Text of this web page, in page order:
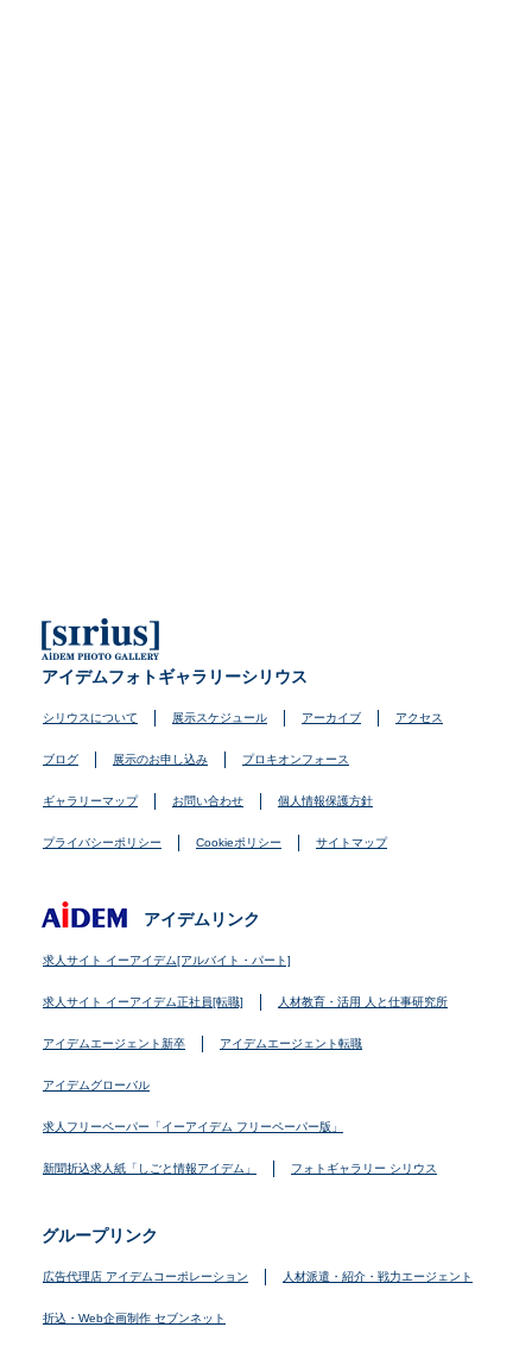
アイデムフォトギャラリーシリウス
シリウスについて 展示スケジュール アーカイブ アクセス
ブログ 展示のお申し込み プロキオンフォース
ギャラリーマップ お問い合わせ 個人情報保護方針
プライバシーポリシー Cookieポリシー サイトマップ
アイデムリンク
求人サイト イーアイデム[アルバイト・パート]
求人サイト イーアイデム正社員[転職] 人材教育・活用 人と仕事研究所
アイデムエージェント新卒 アイデムエージェント転職
アイデムグローバル
求人フリーペーパー「イーアイデム フリーペーパー版」
新聞折込求人紙「しごと情報アイデム」 フォトギャラリー シリウス
グループリンク
広告代理店 アイデムコーポレーション 人材派遣・紹介・戦力エージェント
折込・Web企画制作 セブンネット